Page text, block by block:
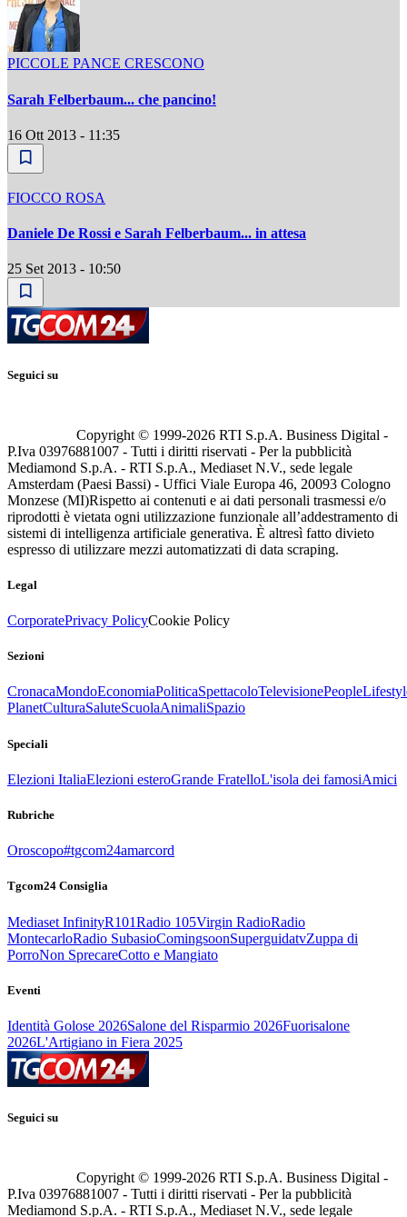
PICCOLE PANCE CRESCONO
Sarah Felberbaum... che pancino!
16 Ott 2013 - 11:35
FIOCCO ROSA
Daniele De Rossi e Sarah Felberbaum... in attesa
25 Set 2013 - 10:50
Seguici su
Copyright © 1999-2026 RTI S.p.A. Business Digital -
P.Iva 03976881007 - Tutti i diritti riservati - Per la pubblicità
Mediamond S.p.A. - RTI S.p.A., Mediaset N.V., sede legale
Amsterdam (Paesi Bassi) - Uffici Viale Europa 46, 20093 Cologno
Monzese (MI)Rispetto ai contenuti e ai dati personali trasmessi e/o
riprodotti è vietata ogni utilizzazione funzionale all’addestramento di
sistemi di intelligenza artificiale generativa. È altresì fatto divieto
espresso di utilizzare mezzi automatizzati di data scraping.
Legal
CorporatePrivacy PolicyCookie Policy
Sezioni
CronacaMondoEconomiaPoliticaSpettacoloTelevisionePeople
PlanetCulturaSaluteScuolaAnimaliSpazio
Speciali
Elezioni ItaliaElezioni esteroGrande FratelloL'isola dei famosiAmici
Rubriche
Oroscopo#tgcom24amarcord
Tgcom24 Consiglia
Mediaset InfinityR101Radio 105Virgin RadioRadio
MontecarloRadio SubasioComingsoonSuperguidatvZuppa di
PorroNon SprecareCotto e Mangiato
Eventi
Identità Golose 2026Salone del Risparmio 2026Fuorisalone
2026L'Artigiano in Fiera 2025
Seguici su
Copyright © 1999-2026 RTI S.p.A. Business Digital -
P.Iva 03976881007 - Tutti i diritti riservati - Per la pubblicità
Mediamond S.p.A. - RTI S.p.A., Mediaset N.V., sede legale